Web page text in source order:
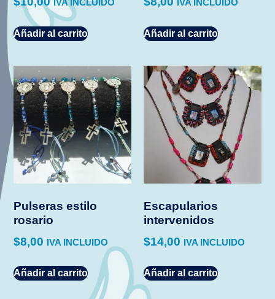
IVA INCLUIDO
Añadir al carrito
IVA INCLUIDO
Añadir al carrito
Pulseras estilo
rosario
$8,00 IVA INCLUIDO
Añadir al carrito
Escapularios
intervenidos
$14,00 IVA INCLUIDO
Añadir al carrito